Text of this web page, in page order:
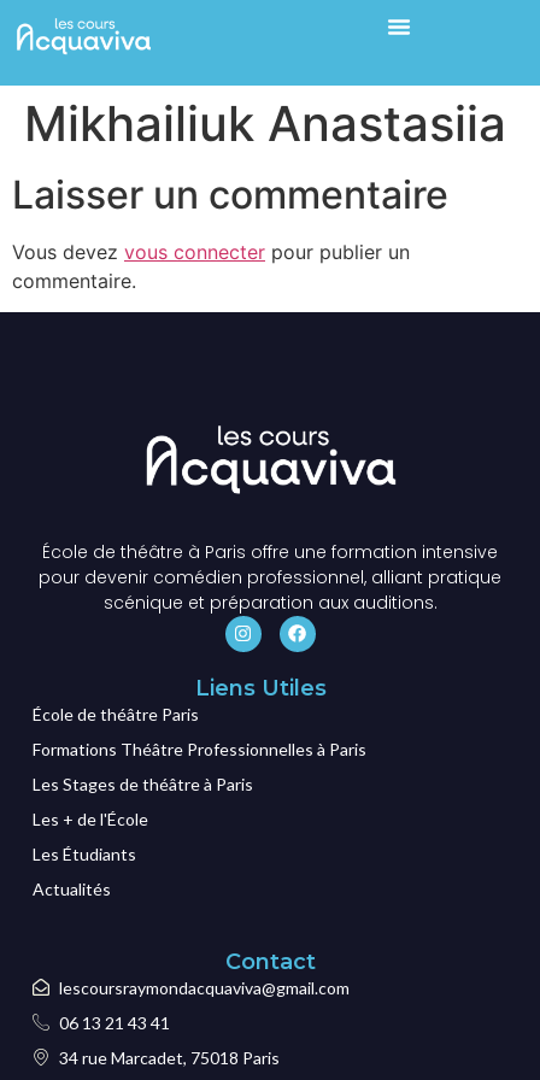
Mikhailiuk Anastasiia
Laisser un commentaire
Vous devez vous connecter pour publier un
commentaire.
École de théâtre à Paris offre une formation intensive
pour devenir comédien professionnel, alliant pratique
scénique et préparation aux auditions.
Liens Utiles
École de théâtre Paris
Formations Théâtre Professionnelles à Paris
Les Stages de théâtre à Paris
Les + de l'École
Les Étudiants
Actualités
Contact
lescoursraymondacquaviva@gmail.com
06 13 21 43 41
34 rue Marcadet, 75018 Paris